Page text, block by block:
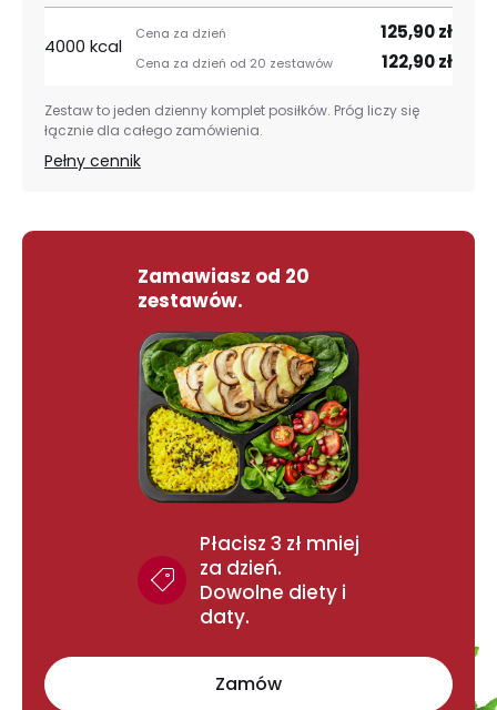
4000 kcal
125,90 zł
122,90 zł
Zestaw to jeden dzienny komplet posiłków. Próg liczy się
łącznie dla całego zamówienia.
Pełny cennik
Zamawiasz od 20
zestawów.
Płacisz 3 zł mniej
za dzień.
Dowolne diety i
daty.
Zamów